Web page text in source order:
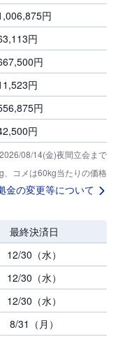
円
円
円
円
円
円
2026/08/14(金)夜間立会まで
、コメは60kg当たりの価格
金の変更等について
最終決済日
12/30（水）
12/30（水）
12/30（水）
8/31（月）